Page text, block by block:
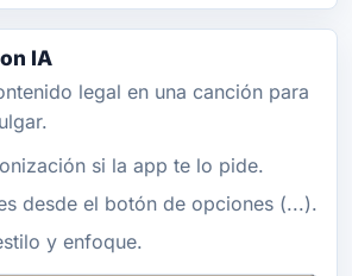
IA
legal en una canción para
si la app te lo pide.
desde el botón de opciones (...).
y enfoque.